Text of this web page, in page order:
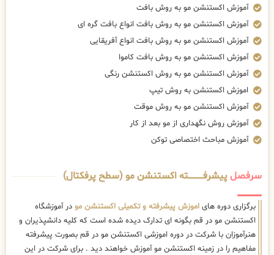
آموزش اکستنشن مو به روش بافت
آموزش اکستنشن مو به روش بافت انواع بافت گره ای
آموزش اکستنشن مو به روش بافت انواع آفریقایی
آموزش اکستنشن مو به روش بافت کاموا
آموزش اکستنشن مو به روش اکستنشن رنگی
اموزش اکستنشن به روش تیپ
آموزش اکستنشن مو به روش موقت
آموزش روش نگهداری از مو بعد از کار
آموزش مباحث اختصاصی توکن
سرفصلپیشرفــــــــــــته اکستنشن مو (سطح پرفکتال)
برگزاری دوره های اموزش پیشرفته و تکمیلی اکستنشن مو در آموزشگاه
اکستنشن مو در قم بگونه ای تدارک دیده شده است که کلیه دانشپذیران و
هنرآموزان با شرکت در دوره اموزشی اکستنشن مو در قم بصورت پیشرفته
مفاهیم را در زمینه اکستنشن مو آموزش خواهند دید . برای شرکت در این